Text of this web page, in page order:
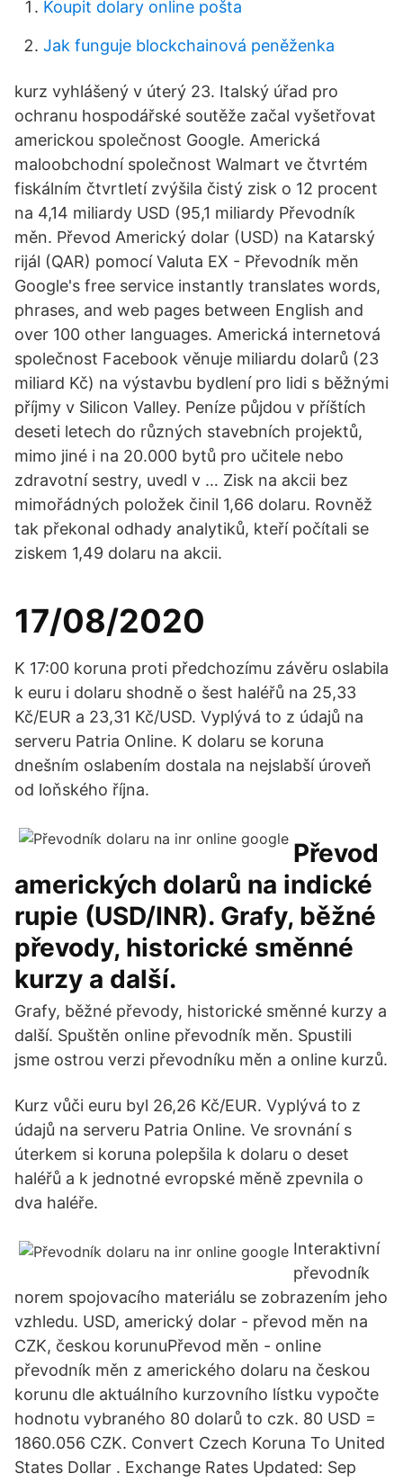
Koupit dolary online pošta
Jak funguje blockchainová peněženka
kurz vyhlášený v úterý 23. Italský úřad pro
ochranu hospodářské soutěže začal vyšetřovat
americkou společnost Google. Americká
maloobchodní společnost Walmart ve čtvrtém
fiskálním čtvrtletí zvýšila čistý zisk o 12 procent
na 4,14 miliardy USD (95,1 miliardy Převodník
měn. Převod Americký dolar (USD) na Katarský
rijál (QAR) pomocí Valuta EX - Převodník měn
Google's free service instantly translates words,
phrases, and web pages between English and
over 100 other languages. Americká internetová
společnost Facebook věnuje miliardu dolarů (23
miliard Kč) na výstavbu bydlení pro lidi s běžnými
příjmy v Silicon Valley. Peníze půjdou v příštích
deseti letech do různých stavebních projektů,
mimo jiné i na 20.000 bytů pro učitele nebo
zdravotní sestry, uvedl v … Zisk na akcii bez
mimořádných položek činil 1,66 dolaru. Rovněž
tak překonal odhady analytiků, kteří počítali se
ziskem 1,49 dolaru na akcii.
17/08/2020
K 17:00 koruna proti předchozímu závěru oslabila
k euru i dolaru shodně o šest haléřů na 25,33
Kč/EUR a 23,31 Kč/USD. Vyplývá to z údajů na
serveru Patria Online. K dolaru se koruna
dnešním oslabením dostala na nejslabší úroveň
od loňského října.
Převod
amerických dolarů na indické
rupie (USD/INR). Grafy, běžné
převody, historické směnné
kurzy a další.
Grafy, běžné převody, historické směnné kurzy a
další. Spuštěn online převodník měn. Spustili
jsme ostrou verzi převodníku měn a online kurzů.
Kurz vůči euru byl 26,26 Kč/EUR. Vyplývá to z
údajů na serveru Patria Online. Ve srovnání s
úterkem si koruna polepšila k dolaru o deset
haléřů a k jednotné evropské měně zpevnila o
dva haléře.
Interaktivní
převodník
norem spojovacího materiálu se zobrazením jeho
vzhledu. USD, americký dolar - převod měn na
CZK, českou korunuPřevod měn - online
převodník měn z amerického dolaru na českou
korunu dle aktuálního kurzovního lístku vypočte
hodnotu vybraného 80 dolarů to czk. 80 USD =
1860.056 CZK. Convert Czech Koruna To United
States Dollar . Exchange Rates Updated: Sep